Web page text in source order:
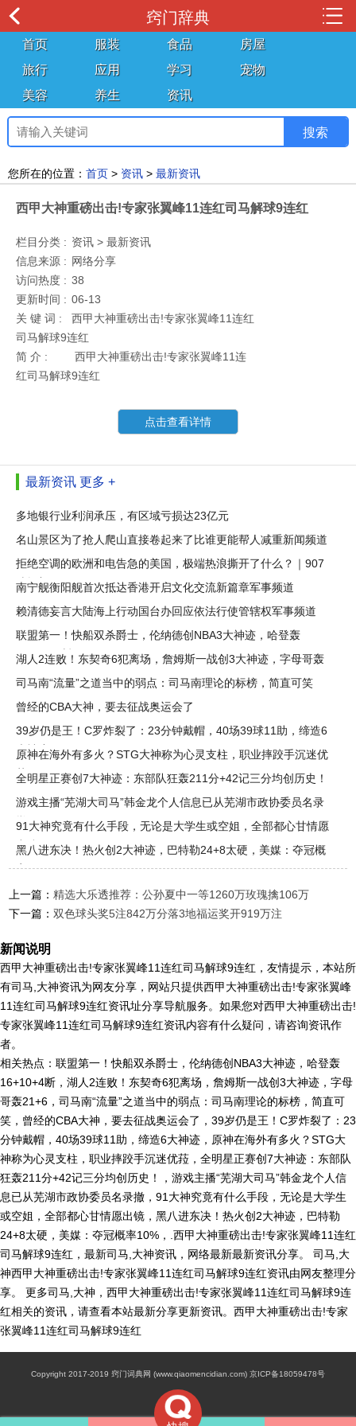
窍门辞典
首页 服装 食品
房屋
旅行
应用 学习
宠物
美容
养生 资讯
您所在的位置： 首页 > 资讯 > 最新资讯
西甲大神重磅出击!专家张翼峰11连红司马解球9连红
栏目分类 : 资讯 > 最新资讯
信息来源 : 网络分享
访问热度 : 38
更新时间 : 06-13
关 键 词 :
西甲大神重磅出击!专家张翼峰11连红
司马解球9连红
简 介 :
西甲大神重磅出击!专家张翼峰11连
红司马解球9连红
点击查看详情
最新资讯 更多 +
多地银行业利润承压，有区域亏损达23亿元
名山景区为了抢人爬山直接卷起来了比谁更能帮人减重新闻频道
拒绝空调的欧洲和电告急的美国，极端热浪撕开了什么？｜907
编辑部
南宁舰衡阳舰首次抵达香港开启文化交流新篇章军事频道
赖清德妄言大陆海上行动国台办回应依法行使管辖权军事频道
联盟第一！快船双杀爵士，伦纳德创NBA3大神迹，哈登轰
16+10+4断
湖人2连败！东契奇6犯离场，詹姆斯一战创3大神迹，字母哥轰
21+6
司马南“流量”之道当中的弱点：司马南理论的标榜，简直可笑
曾经的CBA大神，要去征战奥运会了
39岁仍是王！C罗炸裂了：23分钟戴帽，40场39球11助，缔造6
大神迹
原神在海外有多火？STG大神称为心灵支柱，职业摔跤手沉迷优
菈
全明星正赛创7大神迹：东部队狂轰211分+42记三分均创历史！
游戏主播“芜湖大司马”韩金龙个人信息已从芜湖市政协委员名录
撤
91大神究竟有什么手段，无论是大学生或空姐，全部都心甘情愿
出镜
黑八进东决！热火创2大神迹，巴特勒24+8太硬，美媒：夺冠概
率10%
上一篇：精选大乐透推荐：公孙夏中一等1260万玫瑰擒106万
下一篇：双色球头奖5注842万分落3地福运奖开919万注
新闻说明
西甲大神重磅出击!专家张翼峰11连红司马解球9连红，友情提示，本站所
有司马,大神资讯为网友分享，网站只提供西甲大神重磅出击!专家张翼峰
11连红司马解球9连红资讯址分享导航服务。如果您对西甲大神重磅出击!
专家张翼峰11连红司马解球9连红资讯内容有什么疑问，请咨询资讯作
者。
相关热点：联盟第一！快船双杀爵士，伦纳德创NBA3大神迹，哈登轰
16+10+4断，湖人2连败！东契奇6犯离场，詹姆斯一战创3大神迹，字母
哥轰21+6，司马南“流量”之道当中的弱点：司马南理论的标榜，简直可
笑，曾经的CBA大神，要去征战奥运会了，39岁仍是王！C罗炸裂了：23
分钟戴帽，40场39球11助，缔造6大神迹，原神在海外有多火？STG大
神称为心灵支柱，职业摔跤手沉迷优菈，全明星正赛创7大神迹：东部队
狂轰211分+42记三分均创历史！，游戏主播“芜湖大司马”韩金龙个人信
息已从芜湖市政协委员名录撤，91大神究竟有什么手段，无论是大学生
或空姐，全部都心甘情愿出镜，黑八进东决！热火创2大神迹，巴特勒
24+8太硬，美媒：夺冠概率10%，.西甲大神重磅出击!专家张翼峰11连红
司马解球9连红，最新司马,大神资讯，网络最新最新资讯分享。 司马,大
神西甲大神重磅出击!专家张翼峰11连红司马解球9连红资讯由网友整理分
享。 更多司马,大神，西甲大神重磅出击!专家张翼峰11连红司马解球9连
红相关的资讯，请查看本站最新分享更新资讯。西甲大神重磅出击!专家
张翼峰11连红司马解球9连红
Copyright 2017-2019 窍门词典网 (www.qiaomencidian.com) 京ICP备18059478号